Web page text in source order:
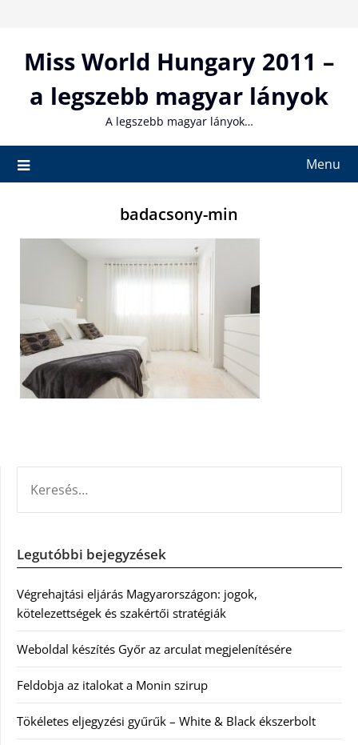
contentMiss World Hungary 2011 –
a legszebb magyar lányok
A legszebb magyar lányok…
Menu
badacsony-min
Legutóbbi bejegyzések
Végrehajtási eljárás Magyarországon: jogok,
kötelezettségek és szakértői stratégiák
Weboldal készítés Győr az arculat megjelenítésére
Feldobja az italokat a Monin szirup
Tökéletes eljegyzési gyűrűk – White & Black ékszerbolt